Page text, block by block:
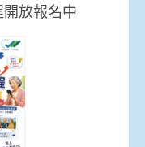
放報名中